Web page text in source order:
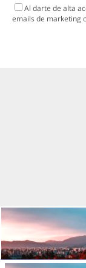
Al darte de alta
emails de marketing